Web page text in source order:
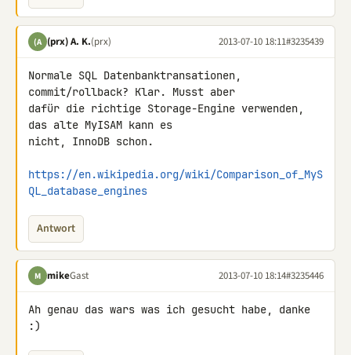
(A (prx) A. K.(prx) 2013-07-10 18:11#3235439
Normale SQL Datenbanktransationen,
commit/rollback? Klar. Musst aber
dafür die richtige Storage-Engine verwenden,
das alte MyISAM kann es
nicht, InnoDB schon.
https://en.wikipedia.org/wiki/Comparison_of_MyS
QL_database_engines
Antwort
M mikeGast 2013-07-10 18:14#3235446
Ah genau das wars was ich gesucht habe, danke
:)